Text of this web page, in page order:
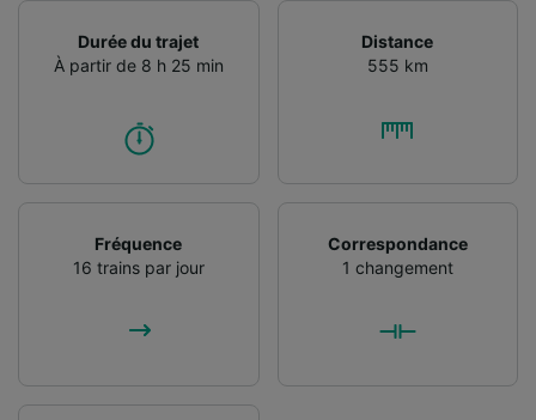
Durée du trajet
À partir de 8 h 25 min
Distance
555 km
Fréquence
16 trains par jour
Correspondance
1 changement